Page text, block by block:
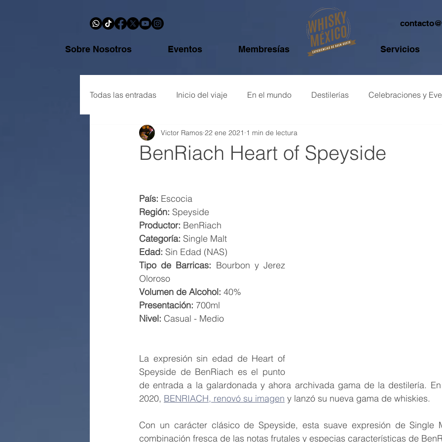
Sobre Nosotros Eventos Membresías Servicios
Todas las entradas Inicio del viaje En el mundo Destilerías Celebraciones y
Botellas y reseñas Glosario de whisky
BenRiach Heart of Speyside
Victor Ramos 22 ene 2021 1 min de lectura
País: Escocia
Región: Speyside
Productor: BenRiach
Categoría: Single Malt
Edad: Sin Edad (NAS)
Tipo de Barricas: Bourbon y Jerez
Oloroso
Volumen de Alcohol: 40%
Presentación: 700ml
Nivel: Casual - Medio
La expresión sin edad de Heart of
Speyside de BenRiach es el punto
de entrada a la galardonada y ahora archivada gama de la destilería.
2020, BENRIACH, renovó su imagen y lanzó su nueva gama de whiskies.
Con un carácter clásico de Speyside, esta suave expresión de Single
combinación fresca de las notas frutales y especias características de